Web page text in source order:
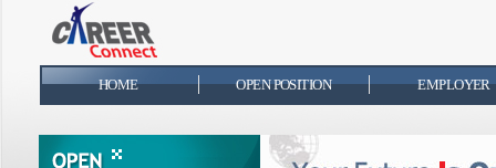
HOME OPEN POSITION EMPLOYER